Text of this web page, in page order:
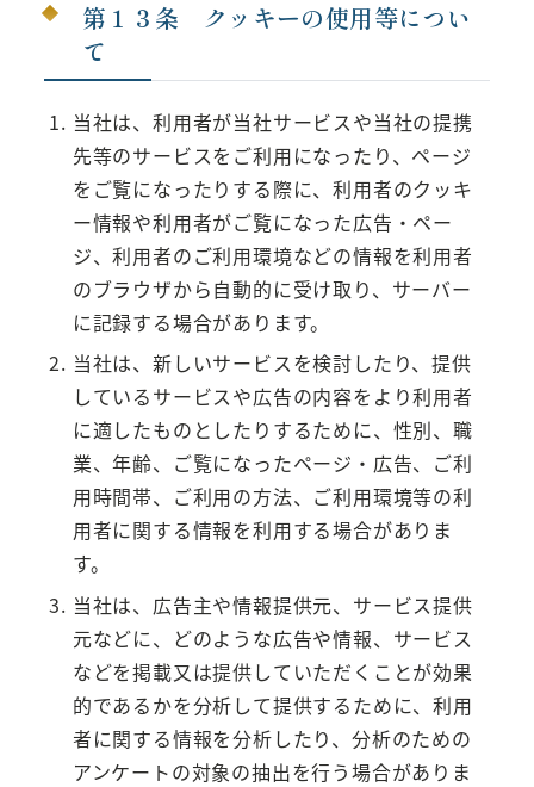
第１３条 クッキーの使用等につい
て
当社は、利用者が当社サービスや当社の提携
先等のサービスをご利用になったり、ページ
をご覧になったりする際に、利用者のクッキ
ー情報や利用者がご覧になった広告・ペー
ジ、利用者のご利用環境などの情報を利用者
のブラウザから自動的に受け取り、サーバー
に記録する場合があります。
当社は、新しいサービスを検討したり、提供
しているサービスや広告の内容をより利用者
に適したものとしたりするために、性別、職
業、年齢、ご覧になったページ・広告、ご利
用時間帯、ご利用の方法、ご利用環境等の利
用者に関する情報を利用する場合がありま
す。
当社は、広告主や情報提供元、サービス提供
元などに、どのような広告や情報、サービス
などを掲載又は提供していただくことが効果
的であるかを分析して提供するために、利用
者に関する情報を分析したり、分析のための
アンケートの対象の抽出を行う場合がありま